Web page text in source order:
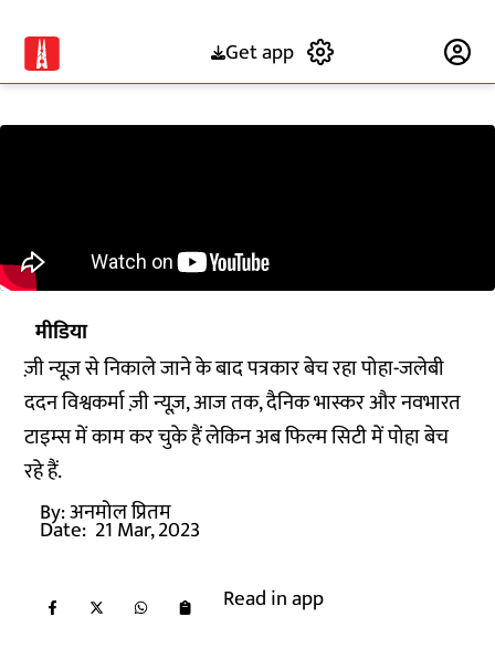
Get app
मीडिया
ज़ी न्यूज़ से निकाले जाने के बाद पत्रकार बेच रहा पोहा-जलेबी
ददन विश्वकर्मा ज़ी न्यूज़, आज तक, दैनिक भास्कर और नवभारत
टाइम्स में काम कर चुके हैं लेकिन अब फिल्म सिटी में पोहा बेच
रहे हैं.
By:अनमोल प्रितम
Date: 21 Mar, 2023
Read in app